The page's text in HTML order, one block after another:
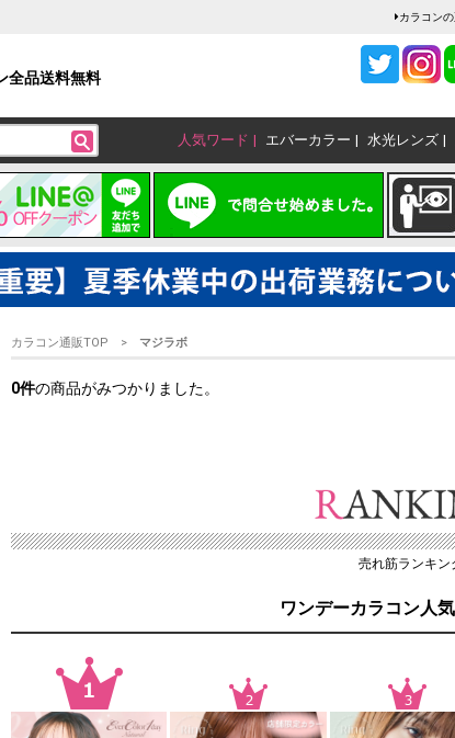
カラコン
全品送料無料
人気ワード エバーカラー 水光レンズ
カラコン通販TOP マジラボ
0件の商品がみつかりました。
売れ筋ランキン
ワンデーカラコン人